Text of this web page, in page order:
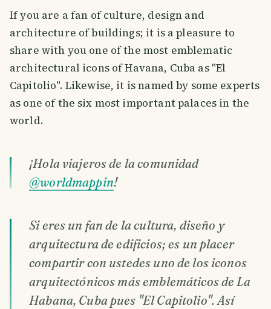
If you are a fan of culture, design and
architecture of buildings; it is a pleasure to
share with you one of the most emblematic
architectural icons of Havana, Cuba as "El
Capitolio". Likewise, it is named by some experts
as one of the six most important palaces in the
world.
¡Hola viajeros de la comunidad
@worldmappin!
Si eres un fan de la cultura, diseño y
arquitectura de edificios; es un placer
compartir con ustedes uno de los iconos
arquitectónicos más emblemáticos de La
Habana, Cuba pues "El Capitolio". Así